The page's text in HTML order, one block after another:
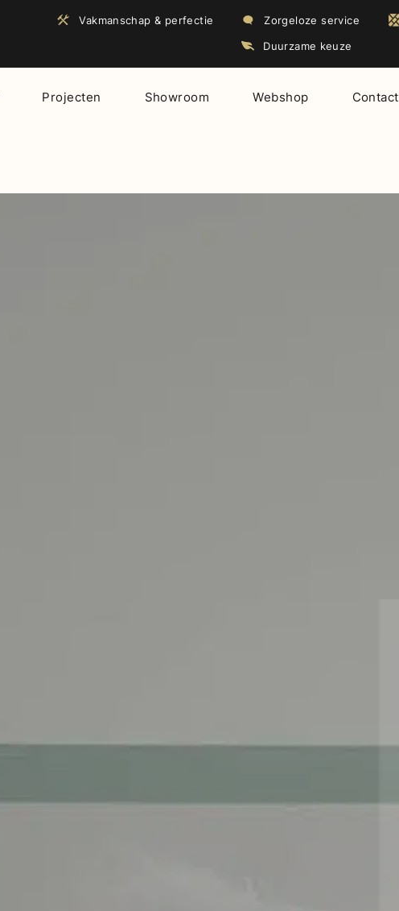
Vakmanschap & perfectie Zorgeloze service
Duurzame keuze
Projecten Showroom Webshop Contact